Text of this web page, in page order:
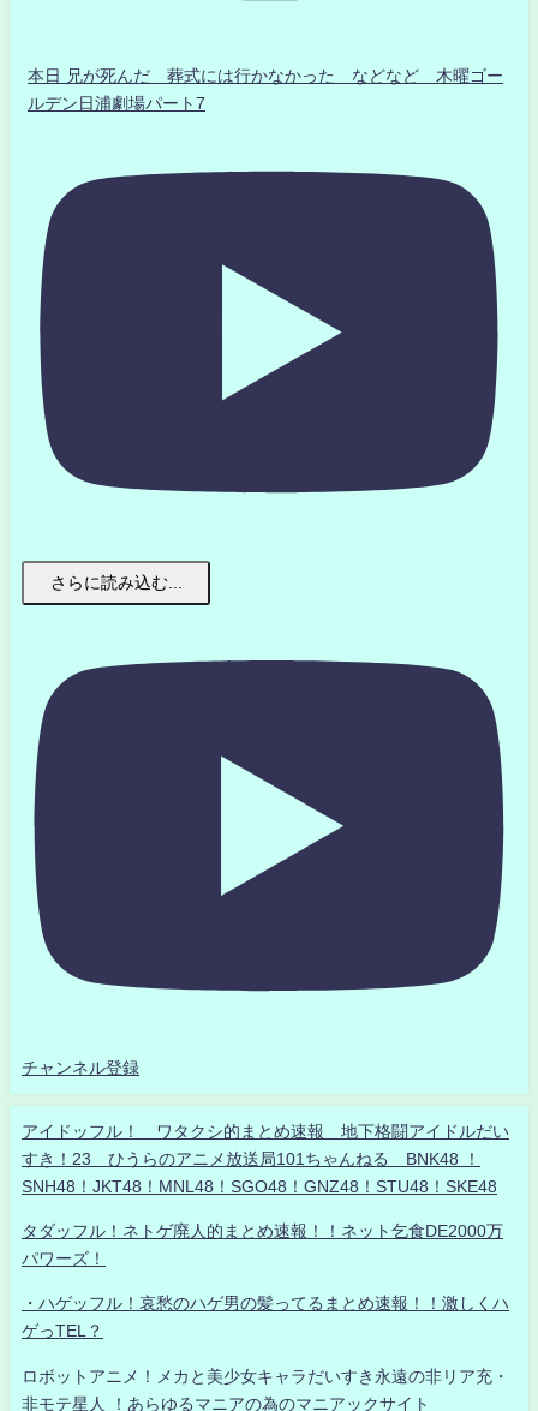
本日 兄が死んだ 葬式には行かなかった などなど 木曜ゴー
ルデン日浦劇場パート7
さらに読み込む...
チャンネル登録
アイドッフル！ ワタクシ的まとめ速報 地下格闘アイドルだい
すき！23 ひうらのアニメ放送局101ちゃんねる BNK48 ！
SNH48！JKT48！MNL48！SGO48！GNZ48！STU48！SKE48
タダッフル！ネトゲ廃人的まとめ速報！！ネット乞食DE2000万
パワーズ！
・ハゲッフル！哀愁のハゲ男の髪ってるまとめ速報！！激しくハ
ゲっTEL？
ロボットアニメ！メカと美少女キャラだいすき永遠の非リア充・
非モテ星人 ！あらゆるマニアの為のマニアックサイト